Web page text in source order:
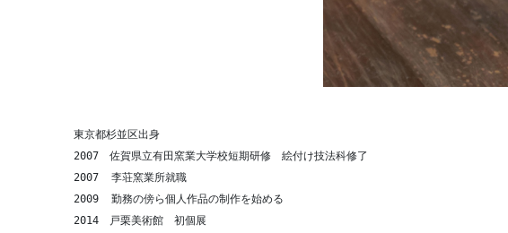
東京都杉並区出身
2007　佐賀県立有田窯業大学校短期研修　絵付け技法科修了
2007  李荘窯業所就職
2009  勤務の傍ら個人作品の制作を始める
2014　戸栗美術館　初個展